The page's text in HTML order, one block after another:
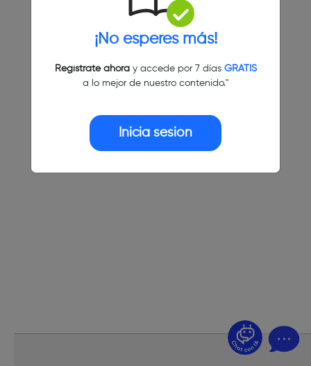
¡No esperes más!
Regístrate ahoray accede por 7 días GRATIS
a lo mejor de nuestro contenido."
Inicia sesión